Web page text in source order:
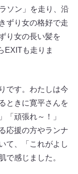
ソン」を走り、沿
ずり女の格好で走
り女の長い髪を
EXITも走りま
です。わたしは今
ときに寛平さんを
「頑張れ～！」
応援の方やランナ
て、「これがよし
感じました。